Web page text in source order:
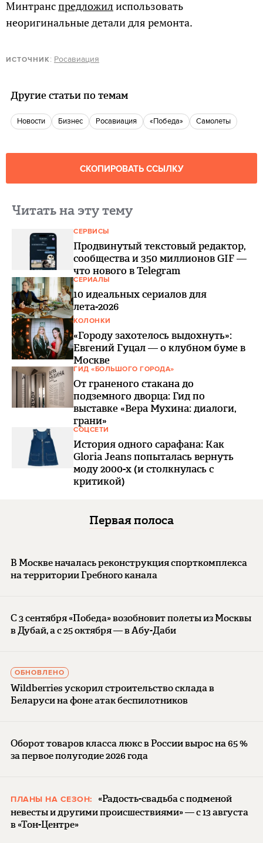
Минтранспредложил использовать
неоригинальные детали для ремонта.
ИСТОЧНИК: Росавиация
Другие статьи по темам
новости бизнес Росавиация «Победа» Самолеты
СКОПИРОВАТЬ ССЫЛКУ
Читать на эту тему
СЕРВИСЫ
Продвинутый текстовый редактор,
сообщества и 350 миллионов GIF —
что нового в Telegram
СЕРИАЛЫ
10 идеальных сериалов для
лета-2026
КОЛОНКИ
«Городу захотелось выдохнуть»:
Евгений Гуцал — о клубном буме в
Москве
ГИД «БОЛЬШОГО ГОРОДА»
От граненого стакана до
подземного дворца: Гид по
выставке «Вера Мухина: диалоги,
грани»
СОЦСЕТИ
История одного сарафана: Как
Gloria Jeans попыталась вернуть
моду 2000-х (и столкнулась с
критикой)
Первая полоса
В Москве началась реконструкция спорткомплекса
на территории Гребного канала
С 3 сентября «Победа» возобновит полеты из Москвы
в Дубай, а с 25 октября — в Абу-Даби
ОБНОВЛЕНО
Wildberries ускорил строительство склада в
Беларуси на фоне атак беспилотников
Оборот товаров класса люкс в России вырос на 65 %
за первое полугодие 2026 года
ПЛАНЫ НА СЕЗОН:
«Радость-свадьба с подменой
невесты и другими происшествиями» — с 13 августа
в «Тон-Центре»